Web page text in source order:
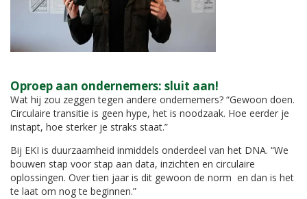
Oproep aan ondernemers: sluit aan!
Wat hij zou zeggen tegen andere ondernemers? “Gewoon doen.
Circulaire transitie is geen hype, het is noodzaak. Hoe eerder je
instapt, hoe sterker je straks staat.”
Bij EKI is duurzaamheid inmiddels onderdeel van het DNA. “We
bouwen stap voor stap aan data, inzichten en circulaire
oplossingen. Over tien jaar is dit gewoon de norm en dan is het
te laat om nog te beginnen.”